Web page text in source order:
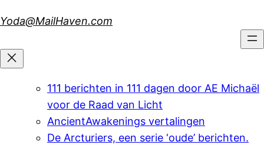
to
Yoda@MailHaven.com
111 berichten in 111 dagen door AE Michaël
voor de Raad van Licht
AncientAwakenings vertalingen
De Arcturiers, een serie ‘oude’ berichten.